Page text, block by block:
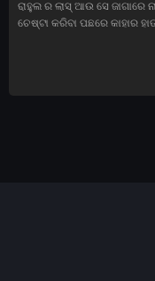
ରାହୁଲ ର ଲାସ୍ ଆଉ ସେ ଜାଗାରେ
ଚେଷ୍ଟା କରିବା ପଛରେ କାହାର